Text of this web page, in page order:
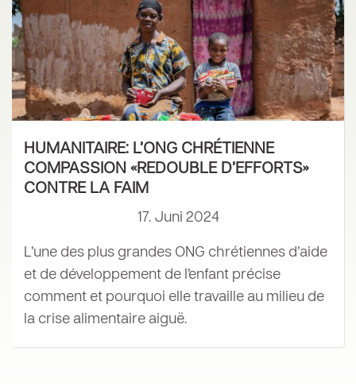
HUMANITAIRE: L’ONG CHRÉTIENNE
COMPASSION «REDOUBLE D’EFFORTS»
CONTRE LA FAIM
17. Juni 2024
L’une des plus grandes ONG chrétiennes d’aide
et de développement de l’enfant précise
comment et pourquoi elle travaille au milieu de
la crise alimentaire aiguë.